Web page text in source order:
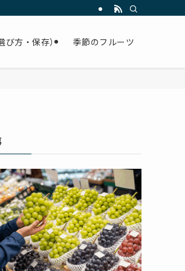
び方・保存） 季節のフルーツ